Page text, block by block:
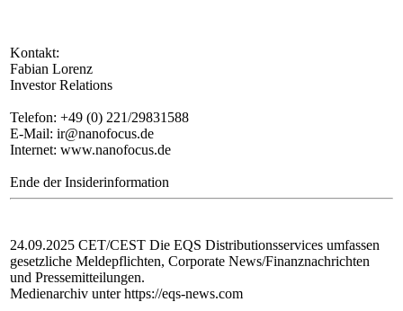
Kontakt:
Fabian Lorenz
Investor Relations
Telefon: +49 (0) 221/29831588
E-Mail: ir@nanofocus.de
Internet: www.nanofocus.de
Ende der Insiderinformation
24.09.2025 CET/CEST Die EQS Distributionsservices umfassen
gesetzliche Meldepflichten, Corporate News/Finanznachrichten
und Pressemitteilungen.
Medienarchiv unter https://eqs-news.com